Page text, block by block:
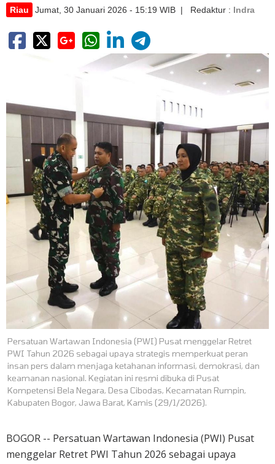
Riau Jumat, 30 Januari 2026 - 15:19 WIB | Redaktur : Indra
Persatuan Wartawan Indonesia (PWI) Pusat menggelar Retret
PWI Tahun 2026 sebagai upaya strategis memperkuat peran
insan pers dalam menjaga ketahanan informasi, demokrasi, dan
keamanan nasional. Kegiatan ini resmi dibuka di Pusat
Kompetensi Bela Negara, Desa Cibodas, Kecamatan Rumpin,
Kabupaten Bogor, Jawa Barat, Kamis (29/1/2026).
BOGOR -- Persatuan Wartawan Indonesia (PWI) Pusat
menggelar Retret PWI Tahun 2026 sebagai upaya